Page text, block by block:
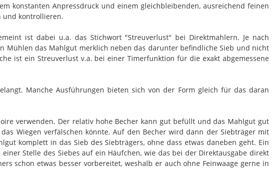
konstanten Anpressdruck und einem gleichbleibenden, ausreichend feinen
und kontrollieren.
ist dabei u.a. das Stichwort "Streuverlust" bei Direktmahlern. Je nach
Mühlen das Mahlgut merklich neben das darunter befindliche Sieb und nicht
ist ein Streuverlust v.a. bei einer Timerfunktion für die exakt abgemessene
Manche Ausführungen bieten sich von der Form gleich für das daran
verwenden. Der relativ hohe Becher kann gut befüllt und das Mahlgut gut
Wiegen verfälschen könnte. Auf den Becher wird dann der Siebträger mit
komplett in das Sieb des Siebträgers, ohne dass etwas daneben geht. Ein
Stelle des Siebes auf ein Häufchen, wie das bei der Direktausgabe direkt
schon etwas besser vorbereitet, weshalb er auch ohne Feinwaage gerne in